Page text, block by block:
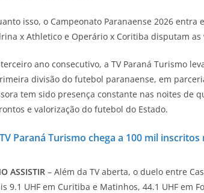
isso, o Campeonato Paranaense 2026
x Athletico e Operário x Coritiba disputam
terceiro ano consecutivo, a TV Paraná Turismo
divisão do futebol paranaense, em
tem sido presença constante nas noites de
e valorização do futebol do Estado.
TV Paraná Turismo chega a 100 mil
ASSISTIR – Além da TV aberta, o duelo entre
9.1 UHF em Curitiba e Matinhos, 44.1 UHF em